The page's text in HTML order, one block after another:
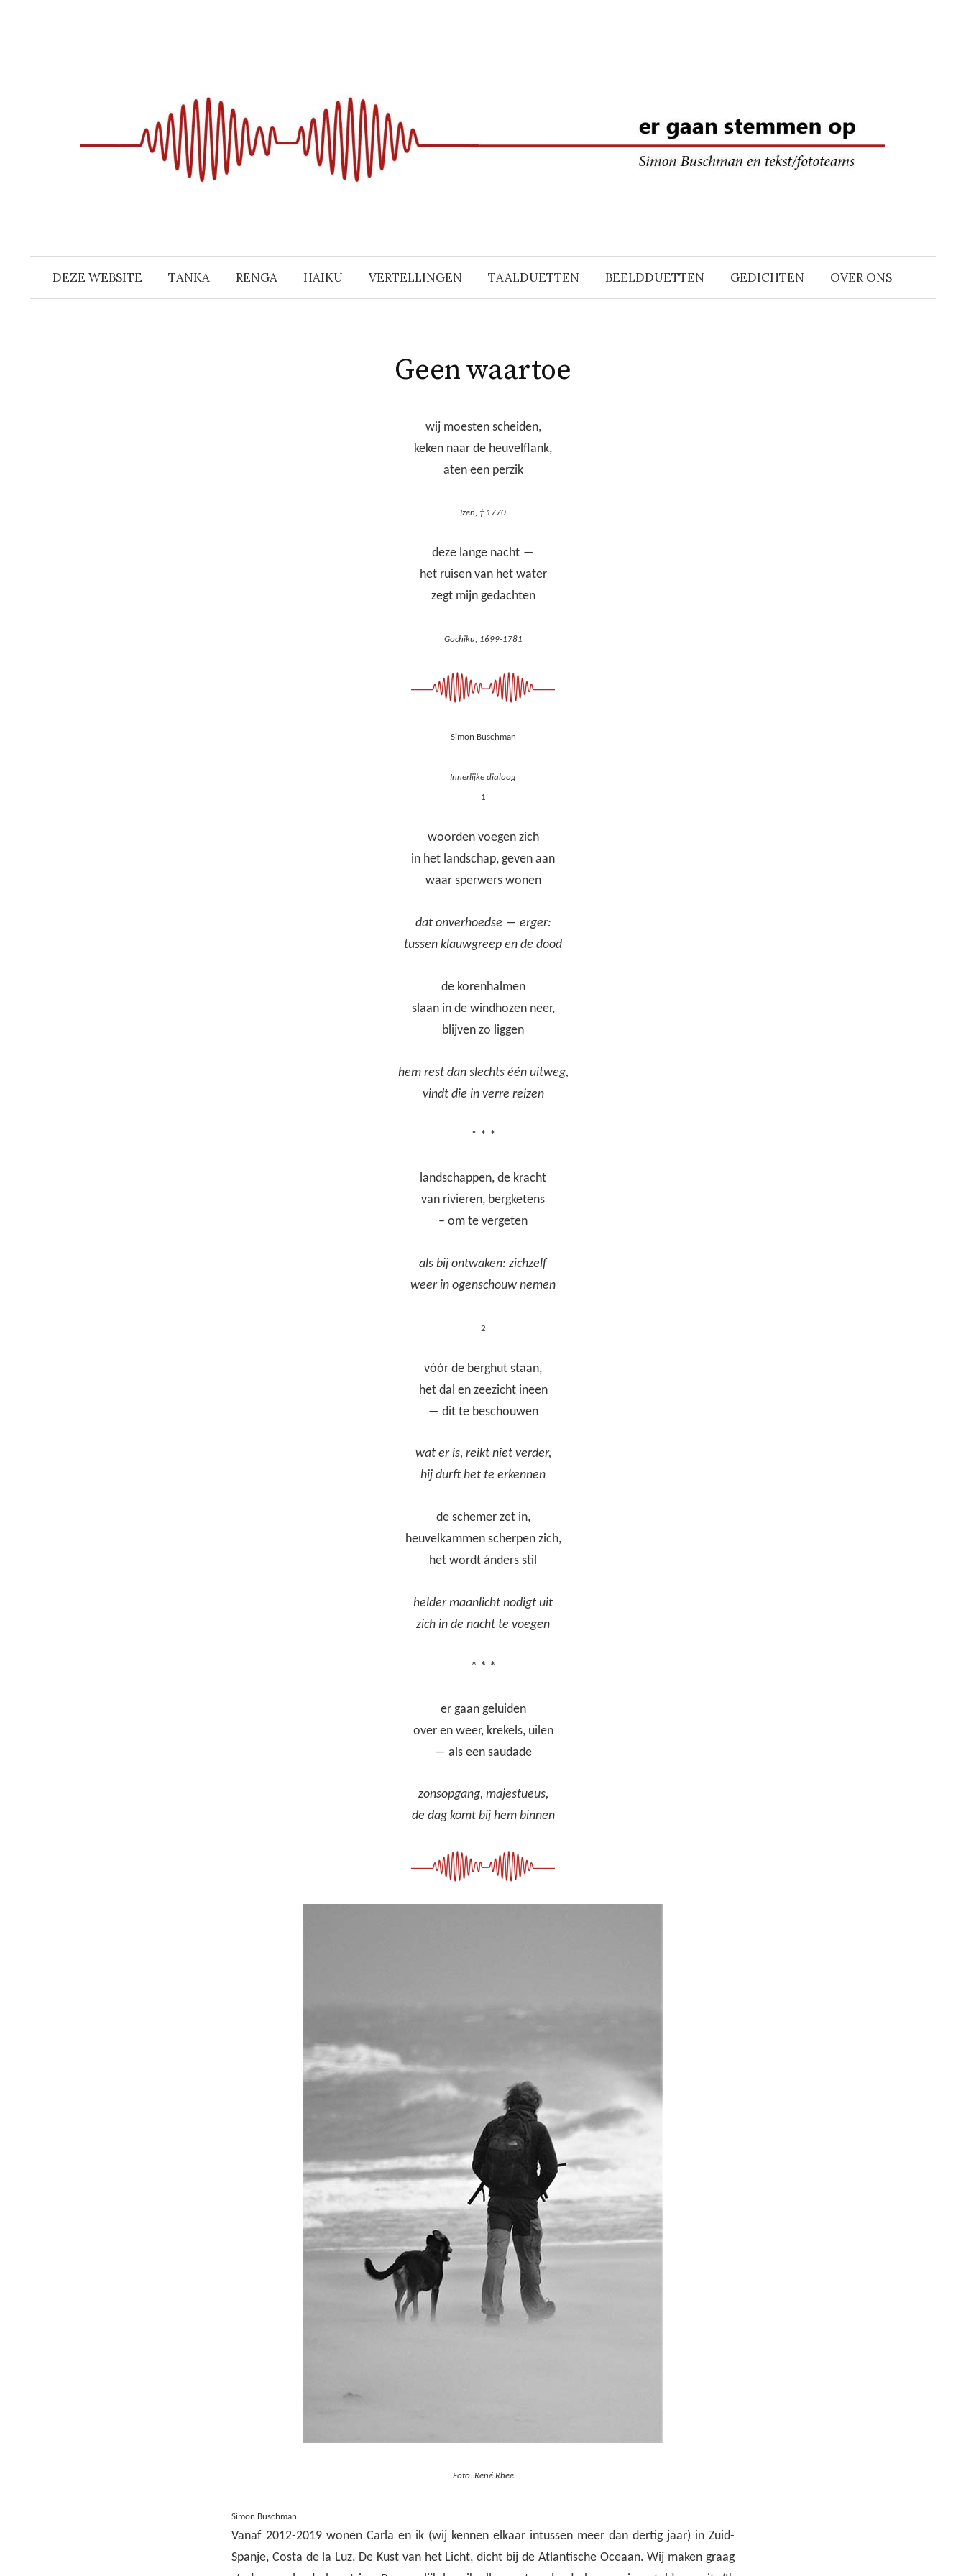
DEZE WEBSITE TANKA RENGA HAIKU VERTELLINGEN TAALDUETTEN BEELDDUETTEN GEDICHTEN OVER ONS
Geen waartoe
wij moesten scheiden,
keken naar de heuvelflank,
aten een perzik
Izen, † 1770
deze lange nacht ―
het ruisen van het water
zegt mijn gedachten
Gochiku, 1699-1781
Simon Buschman
Innerlijke dialoog
1
woorden voegen zich
in het landschap, geven aan
waar sperwers wonen
dat onverhoedse ― erger:
tussen klauwgreep en de dood
de korenhalmen
slaan in de windhozen neer,
blijven zo liggen
hem rest dan slechts één uitweg,
vindt die in verre reizen
* * *
landschappen, de kracht
van rivieren, bergketens
– om te vergeten
als bij ontwaken: zichzelf
weer in ogenschouw nemen
2
vóór de berghut staan,
het dal en zeezicht ineen
― dit te beschouwen
wat er is, reikt niet verder,
hij durft het te erkennen
de schemer zet in,
heuvelkammen scherpen zich,
het wordt ánders stil
helder maanlicht nodigt uit
zich in de nacht te voegen
* * *
er gaan geluiden
over en weer, krekels, uilen
― als een saudade
zonsopgang, majestueus,
de dag komt bij hem binnen
Foto: René Rhee
Simon Buschman:
Vanaf 2012-2019 wonen Carla en ik (wij kennen elkaar intussen meer dan dertig jaar) in Zuid-
Spanje, Costa de la Luz, De Kust van het Licht, dicht bij de Atlantische Oceaan. Wij maken graag